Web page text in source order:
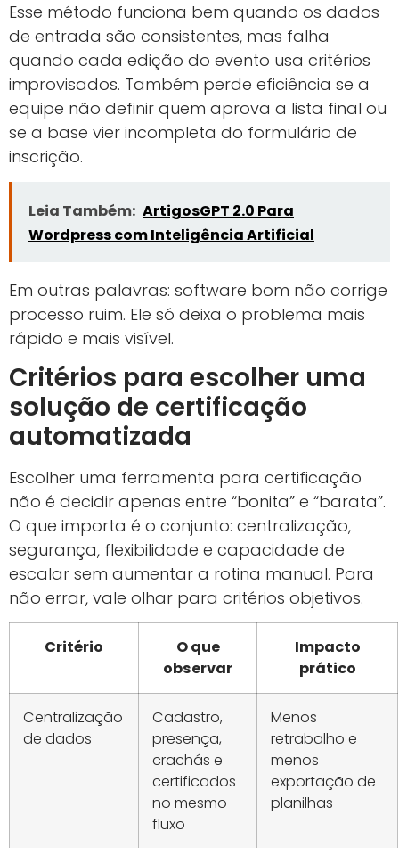
Esse método funciona bem quando os dados
de entrada são consistentes, mas falha
quando cada edição do evento usa critérios
improvisados. Também perde eficiência se a
equipe não definir quem aprova a lista final ou
se a base vier incompleta do formulário de
inscrição.
Leia Também: ArtigosGPT 2.0 Para
Wordpress com Inteligência Artificial
Em outras palavras: software bom não corrige
processo ruim. Ele só deixa o problema mais
rápido e mais visível.
Critérios para escolher uma
solução de certificação
automatizada
Escolher uma ferramenta para certificação
não é decidir apenas entre “bonita” e “barata”.
O que importa é o conjunto: centralização,
segurança, flexibilidade e capacidade de
escalar sem aumentar a rotina manual. Para
não errar, vale olhar para critérios objetivos.
Critério
O que
observar
Impacto
prático
Centralização
de dados
Cadastro,
presença,
crachás e
certificados
no mesmo
fluxo
Menos
retrabalho e
menos
exportação de
planilhas